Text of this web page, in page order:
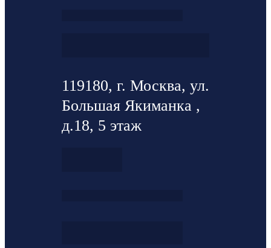
119180, г. Москва, ул.
Большая Якиманка ,
д.18, 5 этаж